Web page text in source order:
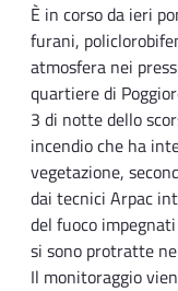
È in corso da ieri
furani,
atmosfera nei
quartiere di
3 di notte dello
incendio che ha
vegetazione,
dai tecnici Arpac
del fuoco
si sono protratte
Il monitoraggio